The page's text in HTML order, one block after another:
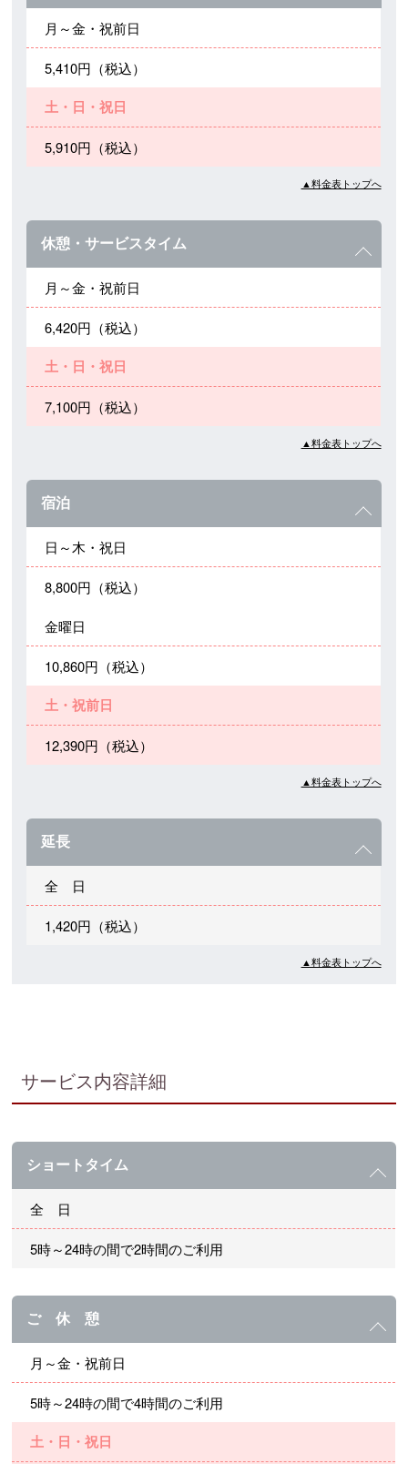
月～金・祝前日
5,410円（税込）
土・日・祝日
5,910円（税込）
▲料金表トップへ
休憩・サービスタイム
月～金・祝前日
6,420円（税込）
土・日・祝日
7,100円（税込）
▲料金表トップへ
宿泊
日～木・祝日
8,800円（税込）
金曜日
10,860円（税込）
土・祝前日
12,390円（税込）
▲料金表トップへ
延長
全 日
1,420円（税込）
▲料金表トップへ
サービス内容詳細
ショートタイム
全 日
5時～24時の間で2時間のご利用
ご 休 憩
月～金・祝前日
5時～24時の間で4時間のご利用
土・日・祝日